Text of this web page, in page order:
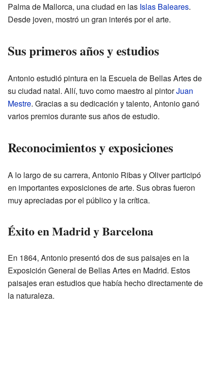
Palma de Mallorca, una ciudad en las Islas Baleares.
Desde joven, mostró un gran interés por el arte.
Sus primeros años y estudios
Antonio estudió pintura en la Escuela de Bellas Artes de
su ciudad natal. Allí, tuvo como maestro al pintorJuan
Mestre. Gracias a su dedicación y talento, Antonio ganó
varios premios durante sus años de estudio.
Reconocimientos y exposiciones
A lo largo de su carrera, Antonio Ribas y Oliver participó
en importantes exposiciones de arte. Sus obras fueron
muy apreciadas por el público y la crítica.
Éxito en Madrid y Barcelona
En 1864, Antonio presentó dos de sus paisajes en la
Exposición General de Bellas Artes en Madrid. Estos
paisajes eran estudios que había hecho directamente de
la naturaleza.